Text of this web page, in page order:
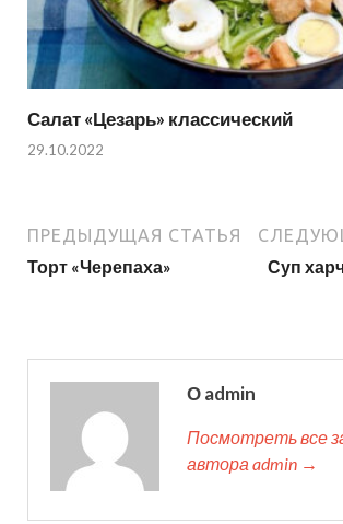
Салат «Цезарь» классический
29.10.2022
ПРЕДЫДУЩАЯ СТАТЬЯ
Торт «Черепаха»
Суп
О admin
Посмотреть все
автора admin →